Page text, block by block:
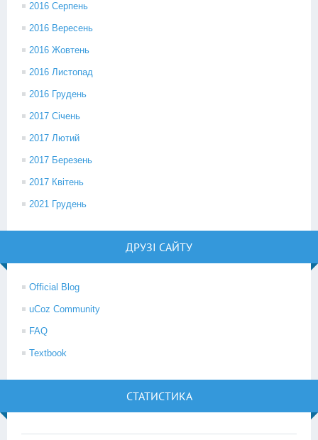
2016 Серпень
2016 Вересень
2016 Жовтень
2016 Листопад
2016 Грудень
2017 Січень
2017 Лютий
2017 Березень
2017 Квітень
2021 Грудень
ДРУЗІ САЙТУ
Official Blog
uCoz Community
FAQ
Textbook
СТАТИСТИКА